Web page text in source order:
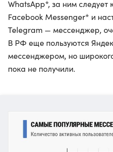
WhatsApp*, за ним следует
Facebook Messenger* и
Telegram — мессенджер,
В РФ еще пользуются
мессенджером, но
пока не получили.